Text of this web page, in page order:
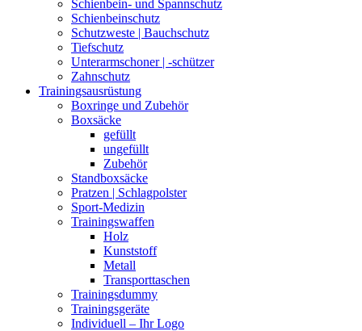
Schienbein- und Spannschutz
Schienbeinschutz
Schutzweste | Bauchschutz
Tiefschutz
Unterarmschoner | -schützer
Zahnschutz
Trainingsausrüstung
Boxringe und Zubehör
Boxsäcke
gefüllt
ungefüllt
Zubehör
Standboxsäcke
Pratzen | Schlagpolster
Sport-Medizin
Trainingswaffen
Holz
Kunststoff
Metall
Transporttaschen
Trainingsdummy
Trainingsgeräte
Individuell – Ihr Logo